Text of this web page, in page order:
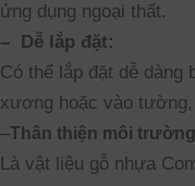
ứng dụng ngoại thất.
– Dễ lắp đặt:
Có thể lắp đặt dễ dàng
xương hoặc vào tường,
–Thân thiện môi
Là vật liệu gỗ nhựa